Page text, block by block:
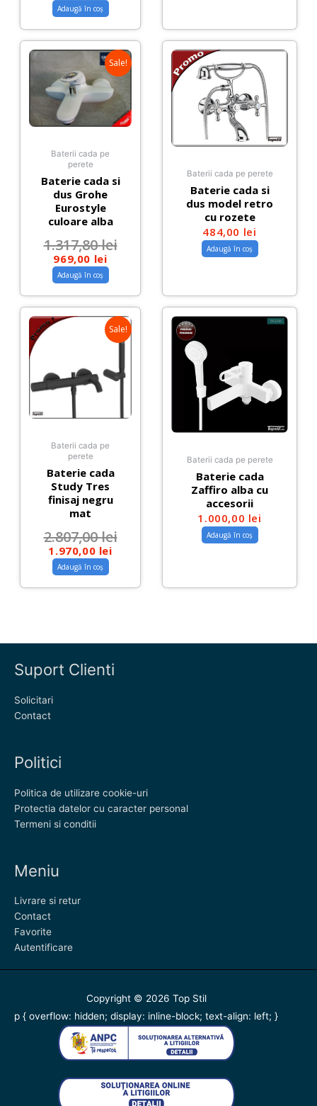
Adaugă în coș
Sale!
Baterii cada pe
perete
Baterie cada si
dus Grohe
Eurostyle
culoare alba
1.317,80lei
969,00 lei
Adaugă în coș
Baterii cada pe perete
Baterie cada si
dus model retro
cu rozete
484,00 lei
Adaugă în coș
Sale!
Baterii cada pe
perete
Baterie cada
Study Tres
finisaj negru
mat
2.807,00lei
1.970,00 lei
Adaugă în coș
Baterii cada pe perete
Baterie cada
Zaffiro alba cu
accesorii
1.000,00 lei
Adaugă în coș
Suport Clienti
Solicitari
Contact
Politici
Politica de utilizare cookie-uri
Protectia datelor cu caracter personal
Termeni si conditii
Meniu
Livrare si retur
Contact
Favorite
Autentificare
Copyright © 2026 Top Stil
p { overflow: hidden; display: inline-block; text-align: left; }